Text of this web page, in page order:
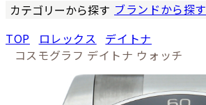
カテゴリーから探す
バッグ
小物
ブランドから探す
TOP ロレックス
デイトナ
コスモグラフ デイトナ ウォッチ